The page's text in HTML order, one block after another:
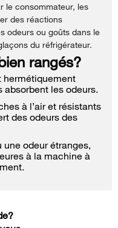
le consommateur, les
des réactions
odeurs ou goûts dans le
du réfrigérateur.
rangés?
hermétiquement
absorbent les odeurs.
à l’air et résistants
des odeurs des
odeur étranges,
à la machine à